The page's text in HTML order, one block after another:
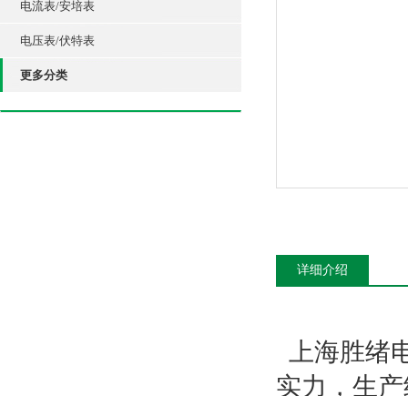
电流表/安培表
电压表/伏特表
更多分类
详细介绍
上海胜绪
实力，生